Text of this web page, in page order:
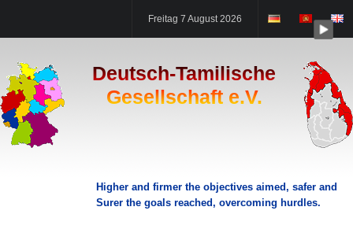
Freitag 7 August 2026
Deutsch-Tamilische
Gesellschaft e.V.
Higher and firmer the objectives aimed, safer and
Surer the goals reached, overcoming hurdles.